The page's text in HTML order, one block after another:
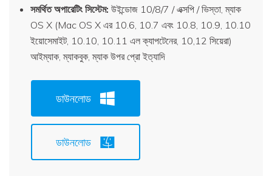
সমর্থিত অপারেটিং সিস্টেম: উইন্ডোজ 10/8/7 / এক্সপি / ভিস্তা, ম্যাক
OS X (Mac OS X এর 10.6, 10.7 এবং 10.8, 10.9, 10.10
ইয়োসেমাইট, 10.10, 10.11 এল ক্যাপটেনের, 10,12 সিয়েরা)
আইম্যাক, ম্যাকবুক, ম্যাক উপর প্রো ইত্যাদি
ডাউনলোড
ডাউনলোড